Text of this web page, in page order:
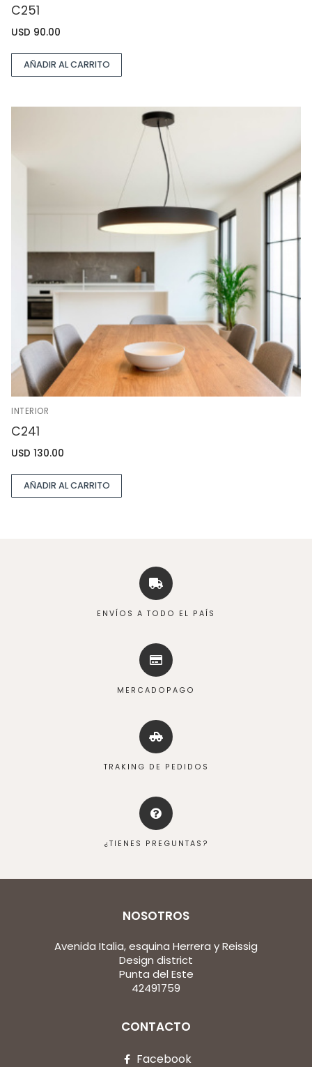
C251
USD 90.00
AÑADIR AL CARRITO
INTERIOR
C241
USD 130.00
AÑADIR AL CARRITO
ENVÍOS A TODO EL PAÍS
MERCADOPAGO
TRAKING DE PEDIDOS
¿TIENES PREGUNTAS?
NOSOTROS
Avenida Italia, esquina Herrera y Reissig
Design district
Punta del Este
42491759
CONTACTO
Facebook